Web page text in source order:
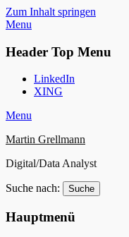
Zum Inhalt springen
Menu
Header Top Menu
LinkedIn
XING
Menu
Martin Grellmann
Digital/Data Analyst
Suche nach:
Hauptmenü